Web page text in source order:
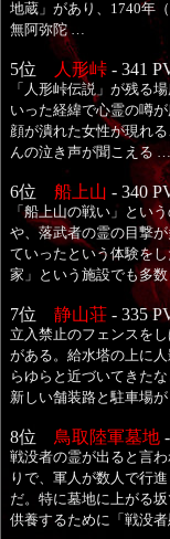
地蔵」があり、1740年
無阿弥陀 …
5位 人形峠 - 341
「人形峠伝説」が残る
いった経緯で心霊の噂
顔が潰れた女性が現れ
んの泣き声が聞こえる …
6位 船上山 - 340
「船上山の戦い」とい
や、落武者の霊の目撃
ていったという体験を
家」という施設でも多
7位 静山荘 - 335
立入禁止のフェンスを
がある。給水塔の上に
らゆらと近づいてきた
新しい舗装路と駐車場
8位 鳥取陸軍墓地
戦没者の霊が出ると言
りで、軍人が数人で行
だ。特に墓地に上がる
供養するために「戦没